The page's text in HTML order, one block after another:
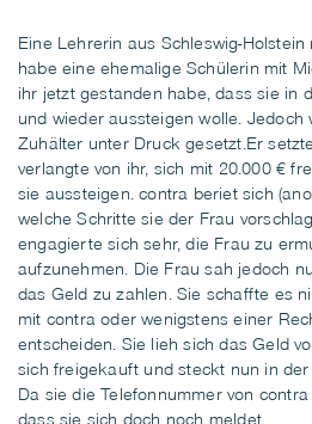
Eine Lehrerin aus Schleswig-
habe eine ehemalige Schülerin mit
ihr jetzt gestanden habe, dass sie in
und wieder aussteigen wolle. Jedoch
Zuhälter unter Druck gesetzt.Er
verlangte von ihr, sich mit 20.000 €
sie aussteigen. contra beriet sich
welche Schritte sie der Frau
engagierte sich sehr, die Frau zu
aufzunehmen. Die Frau sah jedoch
das Geld zu zahlen. Sie schaffte es
mit contra oder wenigstens einer
entscheiden. Sie lieh sich das Geld
sich freigekauft und steckt nun in der
Da sie die Telefonnummer von
dass sie sich doch noch meldet.